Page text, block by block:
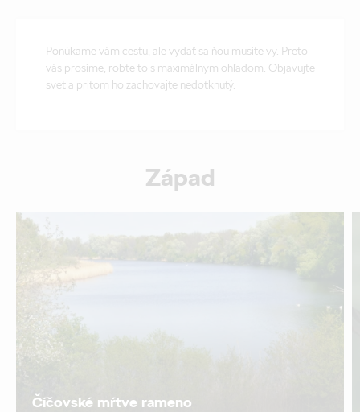
Ponúkame vám cestu, ale vydať sa ňou musíte vy. Preto
vás prosíme, robte to s maximálnym ohľadom. Objavujte
svet a pritom ho zachovajte nedotknutý.
Západ
Číčovské mŕtve rameno